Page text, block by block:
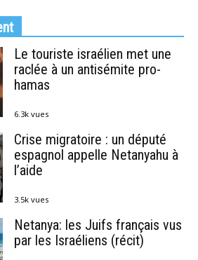
Le touriste israélien met une
raclée à un antisémite pro-
hamas
6.3k vues
Crise migratoire : un député
espagnol appelle Netanyahu à
l’aide
3.5k vues
Netanya: les Juifs français vus
par les Israéliens (récit)